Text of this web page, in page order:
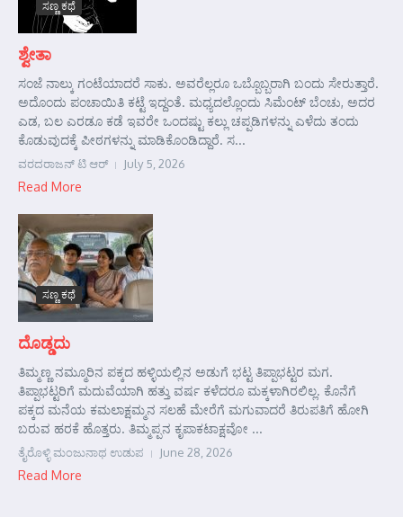
ಸಣ್ಣ ಕಥೆ
ಶ್ವೇತಾ
ಸಂಜೆ ನಾಲ್ಕು ಗಂಟೆಯಾದರೆ ಸಾಕು. ಅವರೆಲ್ಲರೂ ಒಬ್ಬೊಬ್ಬರಾಗಿ ಬಂದು ಸೇರುತ್ತಾರೆ.
ಅದೊಂದು ಪಂಚಾಯಿತಿ ಕಟ್ಟೆ ಇದ್ದಂತೆ. ಮಧ್ಯದಲ್ಲೊಂದು ಸಿಮೆಂಟ್ ಬೆಂಚು, ಅದರ
ಎಡ, ಬಲ ಎರಡೂ ಕಡೆ ಇವರೇ ಒಂದಷ್ಟು ಕಲ್ಲು ಚಪ್ಪಡಿಗಳನ್ನು ಎಳೆದು ತಂದು
ಕೊಡುವುದಕ್ಕೆ ಪೀಠಗಳನ್ನು ಮಾಡಿಕೊಂಡಿದ್ದಾರೆ. ಸ...
ವರದರಾಜನ್ ಟಿ ಆರ್ July 5, 2026
Read More
ಸಣ್ಣ ಕಥೆ
ದೊಡ್ಡದು
ತಿಮ್ಮಣ್ಣ ನಮ್ಮೂರಿನ ಪಕ್ಕದ ಹಳ್ಳಿಯಲ್ಲಿನ ಅಡುಗೆ ಭಟ್ಟ ತಿಪ್ಪಾಭಟ್ಟರ ಮಗ.
ತಿಪ್ಪಾಭಟ್ಟರಿಗೆ ಮದುವೆಯಾಗಿ ಹತ್ತು ವರ್ಷ ಕಳೆದರೂ ಮಕ್ಕಳಾಗಿರಲಿಲ್ಲ. ಕೊನೆಗೆ
ಪಕ್ಕದ ಮನೆಯ ಕಮಲಾಕ್ಷಮ್ಮನ ಸಲಹೆ ಮೇರೆಗೆ ಮಗುವಾದರೆ ತಿರುಪತಿಗೆ ಹೋಗಿ
ಬರುವ ಹರಕೆ ಹೊತ್ತರು. ತಿಮ್ಮಪ್ಪನ ಕೃಪಾಕಟಾಕ್ಷವೋ ...
ತೈರೊಳ್ಳಿ ಮಂಜುನಾಥ ಉಡುಪ June 28, 2026
Read More